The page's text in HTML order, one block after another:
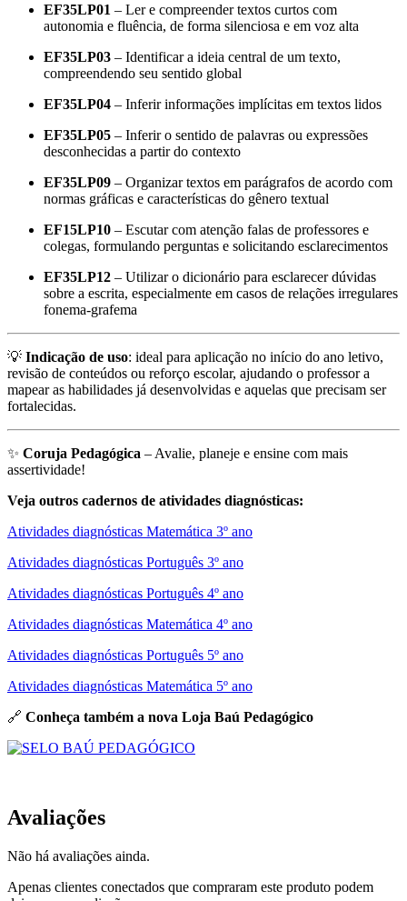
EF35LP01 – Ler e compreender textos curtos com
autonomia e fluência, de forma silenciosa e em voz alta
EF35LP03 – Identificar a ideia central de um texto,
compreendendo seu sentido global
EF35LP04 – Inferir informações implícitas em textos lidos
EF35LP05 – Inferir o sentido de palavras ou expressões
desconhecidas a partir do contexto
EF35LP09 – Organizar textos em parágrafos de acordo com
normas gráficas e características do gênero textual
EF15LP10 – Escutar com atenção falas de professores e
colegas, formulando perguntas e solicitando esclarecimentos
EF35LP12 – Utilizar o dicionário para esclarecer dúvidas
sobre a escrita, especialmente em casos de relações irregulares
fonema-grafema
💡 Indicação de uso: ideal para aplicação no início do ano letivo,
revisão de conteúdos ou reforço escolar, ajudando o professor a
mapear as habilidades já desenvolvidas e aquelas que precisam ser
fortalecidas.
✨ Coruja Pedagógica – Avalie, planeje e ensine com mais
assertividade!
Veja outros cadernos de atividades diagnósticas:
Atividades diagnósticas Matemática 3º ano
Atividades diagnósticas Português 3º ano
Atividades diagnósticas Português 4º ano
Atividades diagnósticas Matemática 4º ano
Atividades diagnósticas Português 5º ano
Atividades diagnósticas Matemática 5º ano
🔗 Conheça também a nova Loja Baú Pedagógico
Avaliações
Não há avaliações ainda.
Apenas clientes conectados que compraram este produto podem